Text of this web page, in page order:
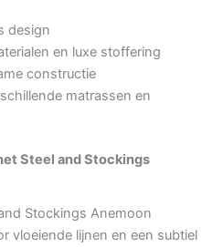
design
en luxe stoffering
constructie
matrassen en
Steel and Stockings
Stockings Anemoon
vloeiende lijnen en een subtiel